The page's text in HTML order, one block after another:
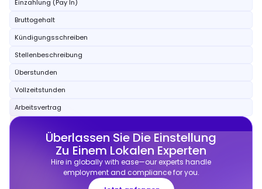
Einzahlung (Pay In)
Bruttogehalt
Kündigungsschreiben
Stellenbeschreibung
Überstunden
Vollzeitstunden
Arbeitsvertrag
Überlassen Sie Die Einstellung
Zu Einem Lokalen Experten
Hire in globally with ease—our experts handle
employment and compliance for you.